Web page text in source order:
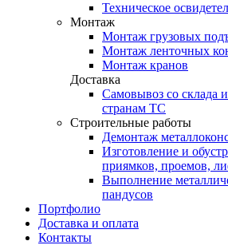
Техническое
Монтаж
Монтаж грузовых
Монтаж ленточных
Монтаж кранов
Доставка
Самовывоз со склада
странам ТС
Строительные работы
Демонтаж
Изготовление и
приямков, проемов,
Выполнение
пандусов
Портфолио
Доставка и оплата
Контакты